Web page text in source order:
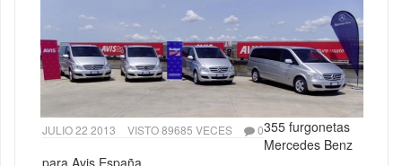
JULIO 22 2013 VISTO 89685 VECES 0355 furgonetas
Mercedes Benz
para Avis España